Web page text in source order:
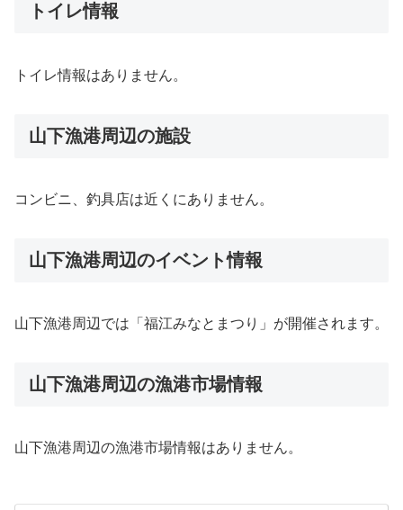
トイレ情報
トイレ情報はありません。
山下漁港周辺の施設
コンビニ、釣具店は近くにありません。
山下漁港周辺のイベント情報
山下漁港周辺では「福江みなとまつり」が開催されます。
山下漁港周辺の漁港市場情報
山下漁港周辺の漁港市場情報はありません。